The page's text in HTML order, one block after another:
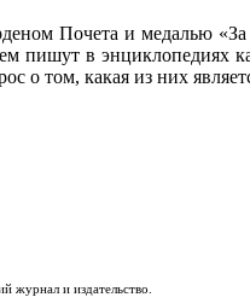
Почета и медалью «За
пишут в энциклопедиях
о том, какая из них
журнал и издательство.